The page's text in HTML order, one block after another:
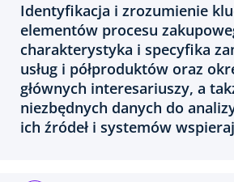
Identyfikacja i zrozumienie
elementów procesu
charakterystyka i specyfika
usług i półproduktów oraz
głównych interesariuszy, a
niezbędnych danych do
ich źródeł i systemów